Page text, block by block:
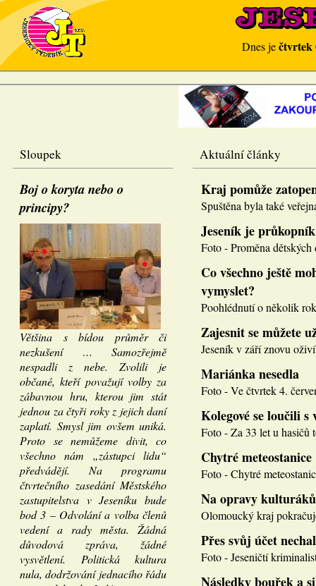
Dnes ječtvrtek
Sloupek
Boj o koryta nebo o
principy?
Většina s bídou průměr či
nezkušení … Samozřejmě
nespadli z nebe. Zvolili je
občané, kteří považují volby za
zábavnou hru, kterou jim stát
jednou za čtyři roky z jejich daní
zaplatí. Smysl jim ovšem uniká.
Proto se nemůžeme divit, co
všechno nám „zástupci lidu“
předvádějí. Na programu
čtvrtečního zasedání Městského
zastupitelstva v Jeseníku bude
bod 3 – Odvolání a volba členů
vedení a rady města. Žádná
důvodová zpráva, žádné
vysvětlení. Politická kultura
nula, dodržování jednacího řádu
Aktuální články
Kraj pomůže
Spuštěna byla také
Jeseník je průkopník
Foto - Proměna
Co všechno ještě
vymyslet?
Poohlédnutí o několik
Zajesnit se můžete
Jeseník v září znovu
Mariánka nesedla
Foto - Ve čtvrtek 4.
Kolegové se loučili s
Foto - Za 33 let u hasičů
Chytré meteostanice
Foto - Chytré
Na opravy
Olomoucký kraj
Přes svůj účet
Foto - Jeseničtí
Následky bouřek a